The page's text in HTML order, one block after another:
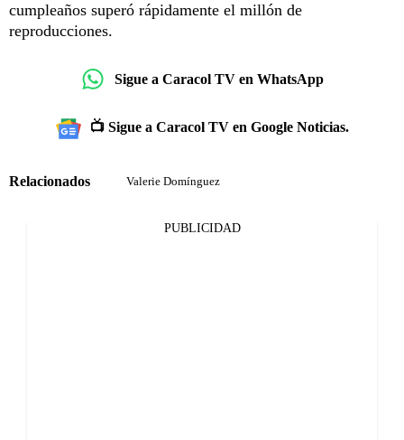
cumpleaños superó rápidamente el millón de
reproducciones.
Sigue a Caracol TV en WhatsApp
📺 Sigue a Caracol TV en Google Noticias.
Relacionados Valerie Domínguez
PUBLICIDAD